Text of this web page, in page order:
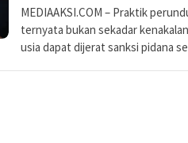
MEDIAAKSI.COM – Praktik
ternyata bukan sekadar
usia dapat dijerat sanksi pidana